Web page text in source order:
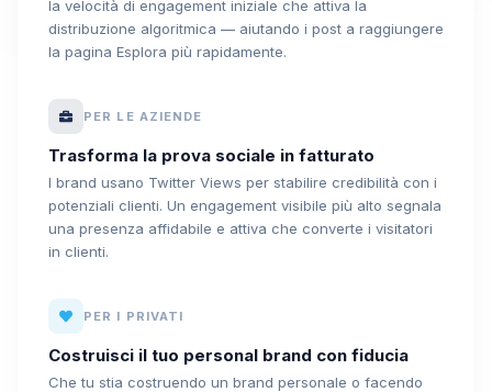
la velocità di engagement iniziale che attiva la
distribuzione algoritmica — aiutando i post a raggiungere
la pagina Esplora più rapidamente.
PER LE AZIENDE
Trasforma la prova sociale in fatturato
I brand usano Twitter Views per stabilire credibilità con i
potenziali clienti. Un engagement visibile più alto segnala
una presenza affidabile e attiva che converte i visitatori
in clienti.
PER I PRIVATI
Costruisci il tuo personal brand con fiducia
Che tu stia costruendo un brand personale o facendo